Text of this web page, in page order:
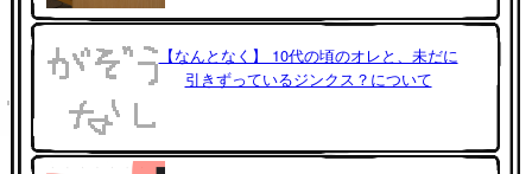
【なんとなく】 10代の頃のオレと、未だに
引きずっているジンクス？について